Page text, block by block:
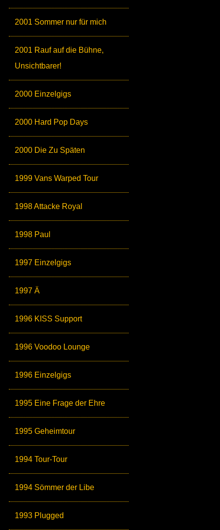
2001 Sommer nur für mich
2001 Rauf auf die Bühne,
Unsichtbarer!
2000 Einzelgigs
2000 Hard Pop Days
2000 Die Zu Späten
1999 Vans Warped Tour
1998 Attacke Royal
1998 Paul
1997 Einzelgigs
1997 Ä
1996 KISS Support
1996 Voodoo Lounge
1996 Einzelgigs
1995 Eine Frage der Ehre
1995 Geheimtour
1994 Tour-Tour
1994 Sömmer der Libe
1993 Plugged